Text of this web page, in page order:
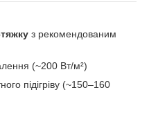
з рекомендованим
(~200 Вт/м²)
підігріву (~150–160